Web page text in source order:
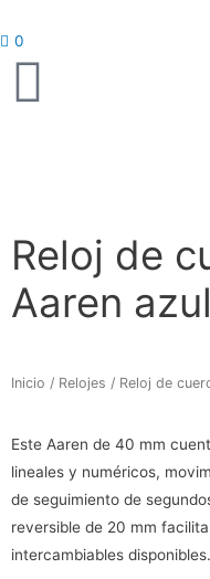
al
contenido
0
Reloj de
Aaren
Inicio / Relojes / Reloj de
Este Aaren de 40 mm
lineales y numéricos,
de seguimiento de
reversible de 20 mm
intercambiables